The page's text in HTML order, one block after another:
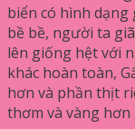
biển có hình
bề bề, người ta
lên giống hệt với
khác hoàn toàn,
hơn và phần thịt
thơm và vàng hơn